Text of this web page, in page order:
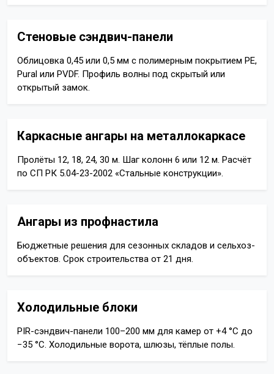
Стеновые сэндвич-панели
Облицовка 0,45 или 0,5 мм с полимерным покрытием PE,
Pural или PVDF. Профиль волны под скрытый или
открытый замок.
Каркасные ангары на металлокаркасе
Пролёты 12, 18, 24, 30 м. Шаг колонн 6 или 12 м. Расчёт
по СП РК 5.04-23-2002 «Стальные конструкции».
Ангары из профнастила
Бюджетные решения для сезонных складов и сельхоз-
объектов. Срок строительства от 21 дня.
Холодильные блоки
PIR-сэндвич-панели 100–200 мм для камер от +4 °C до
−35 °C. Холодильные ворота, шлюзы, тёплые полы.